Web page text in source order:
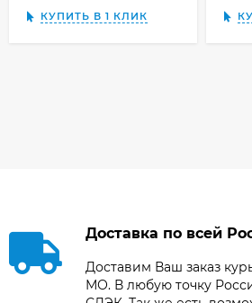
КУПИТЬ В 1 КЛИК
Доставка по всей
Доставим Ваш заказ
МО. В любую точку